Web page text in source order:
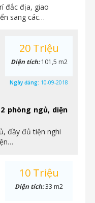
đắc địa, giao
sang các…
phòng ngủ, diện
đầy đủ tiện nghi
20 Triệu
Diện tích:101,5 m2
Ngày đăng: 10-09-2018
10 Triệu
Diện tích:33 m2